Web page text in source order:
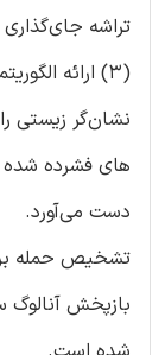
تراشه
(3) ارائه
دست می‌آورد.
تشخیص حمله